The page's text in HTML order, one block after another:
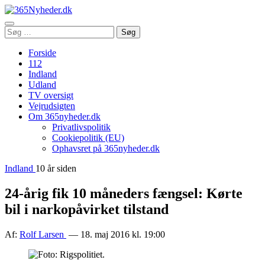
Åbn
menu
Søg
efter:
Søg
Forside
112
Indland
Udland
TV oversigt
Vejrudsigten
Om 365nyheder.dk
Privatlivspolitik
Cookiepolitik (EU)
Ophavsret på 365nyheder.dk
Indland 10 år siden
24-årig fik 10 måneders fængsel: Kørte
bil i narkopåvirket tilstand
Af: Rolf Larsen — 18. maj 2016 kl. 19:00